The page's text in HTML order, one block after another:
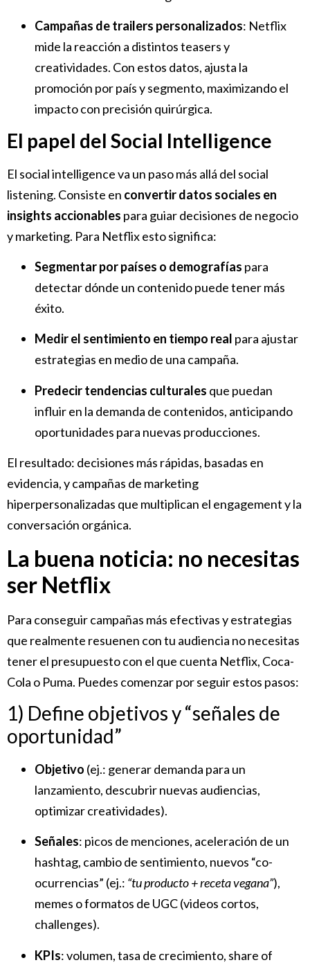
Campañas de trailers personalizados: Netflix
mide la reacción a distintos teasers y
creatividades. Con estos datos, ajusta la
promoción por país y segmento, maximizando el
impacto con precisión quirúrgica.
El papel del Social Intelligence
El social intelligence va un paso más allá del social
listening. Consiste en convertir datos sociales en
insights accionables para guiar decisiones de negocio
y marketing. Para Netflix esto significa:
Segmentar por países o demografías para
detectar dónde un contenido puede tener más
éxito.
Medir el sentimiento en tiempo real para ajustar
estrategias en medio de una campaña.
Predecir tendencias culturales que puedan
influir en la demanda de contenidos, anticipando
oportunidades para nuevas producciones.
El resultado: decisiones más rápidas, basadas en
evidencia, y campañas de marketing
hiperpersonalizadas que multiplican el engagement y la
conversación orgánica.
La buena noticia: no necesitas
ser Netflix
Para conseguir campañas más efectivas y estrategias
que realmente resuenen con tu audiencia no necesitas
tener el presupuesto con el que cuenta Netflix, Coca-
Cola o Puma. Puedes comenzar por seguir estos pasos:
1) Define objetivos y “señales de
oportunidad”
Objetivo (ej.: generar demanda para un
lanzamiento, descubrir nuevas audiencias,
optimizar creatividades).
Señales: picos de menciones, aceleración de un
hashtag, cambio de sentimiento, nuevos “co-
ocurrencias” (ej.: “tu producto + receta vegana”),
memes o formatos de UGC (videos cortos,
challenges).
KPIs: volumen, tasa de crecimiento, share of